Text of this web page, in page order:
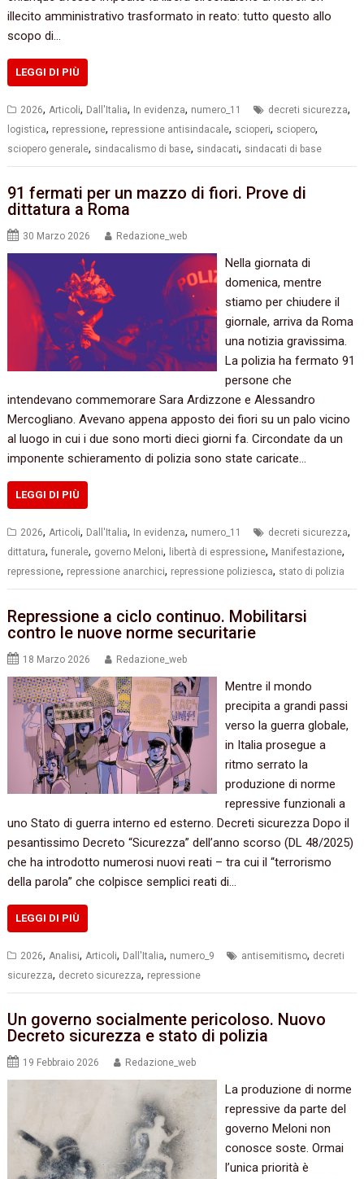
illecito amministrativo trasformato in reato: tutto questo allo
scopo di…
LEGGI DI PIÙ
2026, Articoli, Dall'Italia, In evidenza, numero_11 decreti sicurezza,
logistica, repressione, repressione antisindacale, scioperi, sciopero,
sciopero generale, sindacalismo di base, sindacati, sindacati di base
91 fermati per un mazzo di fiori. Prove di
dittatura a Roma
30 Marzo 2026 Redazione_web
Nella giornata di
domenica, mentre
stiamo per chiudere il
giornale, arriva da Roma
una notizia gravissima.
La polizia ha fermato 91
persone che
intendevano commemorare Sara Ardizzone e Alessandro
Mercogliano. Avevano appena apposto dei fiori su un palo vicino
al luogo in cui i due sono morti dieci giorni fa. Circondate da un
imponente schieramento di polizia sono state caricate…
LEGGI DI PIÙ
2026,Articoli, Dall'Italia, In evidenza, numero_11 decreti sicurezza,
dittatura,funerale, governo Meloni, libertà di espressione, Manifestazione,
repressione, repressione anarchici, repressione poliziesca, stato di polizia
Repressione a ciclo continuo. Mobilitarsi
contro le nuove norme securitarie
18 Marzo 2026 Redazione_web
Mentre il mondo
precipita a grandi passi
verso la guerra globale,
in Italia prosegue a
ritmo serrato la
produzione di norme
repressive funzionali a
uno Stato di guerra interno ed esterno. Decreti sicurezza Dopo il
pesantissimo Decreto “Sicurezza” dell’anno scorso (DL 48/2025)
che ha introdotto numerosi nuovi reati – tra cui il “terrorismo
della parola” che colpisce semplici reati di…
LEGGI DI PIÙ
2026, Analisi, Articoli, Dall'Italia, numero_9 antisemitismo, decreti
sicurezza, decreto sicurezza, repressione
Un governo socialmente pericoloso. Nuovo
Decreto sicurezza e stato di polizia
19 Febbraio 2026 Redazione_web
La produzione di norme
repressive da parte del
governo Meloni non
conosce soste. Ormai
l’unica priorità è